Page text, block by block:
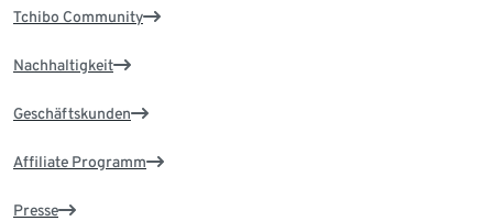
Tchibo Community
Nachhaltigkeit
Geschäftskunden
Affiliate Programm
Presse